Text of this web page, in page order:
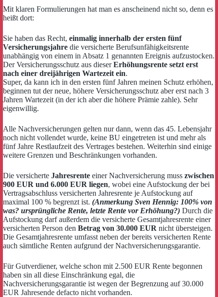
Mit klaren Formulierungen hat man es anscheinend nicht so, denn es
heißt dort:
Sie haben das Recht, einmalig innerhalb der ersten fünf
Versicherungsjahre die versicherte Berufsunfähigkeitsrente
unabhängig von einem in Absatz 1 genannten Ereignis aufzustocken.
Der Versicherungsschutz aus dieserErhöhungsrente setzt erst
nach einer dreijährigen Wartezeit ein.
Super, da kann ich in den ersten fünf Jahren meinen Schutz erhöhen,
beginnen tut der neue, höhere Versicherungsschutz aber erst nach 3
Jahren Wartezeit (in der ich aber die höhere Prämie zahle). Sehr
eigenwillig.
Alle Nachversicherungen gelten nur dann, wenn das 45. Lebensjahr
noch nicht vollendet wurde, keine BU eingetreten ist und mehr als
fünf Jahre Restlaufzeit des Vertrages bestehen. Weiterhin sind einige
weitere Grenzen und Beschränkungen vorhanden.
Die versicherte Jahresrente einer Nachversicherung muss zwischen
900 EUR und 6.000 EUR liegen, wobei eine Aufstockung der bei
Vertragsabschluss versicherten Jahresrente je Aufstockung auf
maximal 100 % begrenzt ist. (Anmerkung Sven Hennig: 100% von
was? ursprüngliche Rente, letzte Rente vor Erhöhung?) Durch die
Aufstockung darf außerdem die versicherte Gesamtjahresrente einer
versicherten Person den Betrag von 30.000 EUR nicht übersteigen.
Die Gesamtjahresrente umfasst neben der bereits versicherten Rente
auch sämtliche Renten aufgrund der Nachversicherungsgarantie.
Für Gutverdiener, welche schon mit 2.500 EUR Rente begonnen
haben sin all diese Einschränkung egal, die
Nachversicherungsgarantie ist wegen der Begrenzung auf 30.000
EUR Jahresende defacto nicht vorhanden.